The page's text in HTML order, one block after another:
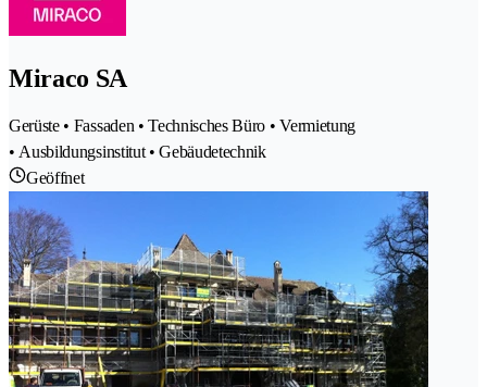
Miraco SA
Gerüste • Fassaden • Technisches Büro • Vermietung
• Ausbildungsinstitut • Gebäudetechnik
Geöffnet